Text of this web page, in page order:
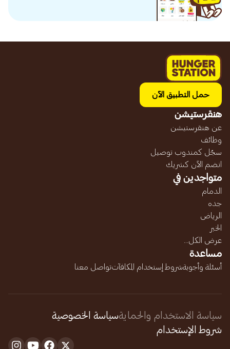
حمل التطبيق الآن
هنقرستيشن
عن هنقرستيشن
وظائف
سجّل كمندوب توصيل
انضم الآن كشريك
متواجدين في
الدمام
جده
الرياض
الخبر
عرض الكل...
مساعدة
أسئلة وأجوبةشروط إستخدام المكافآتتواصل معنا
سياسة الاستخدام والحمايةسياسة الخصوصية
شروط الإستخدام